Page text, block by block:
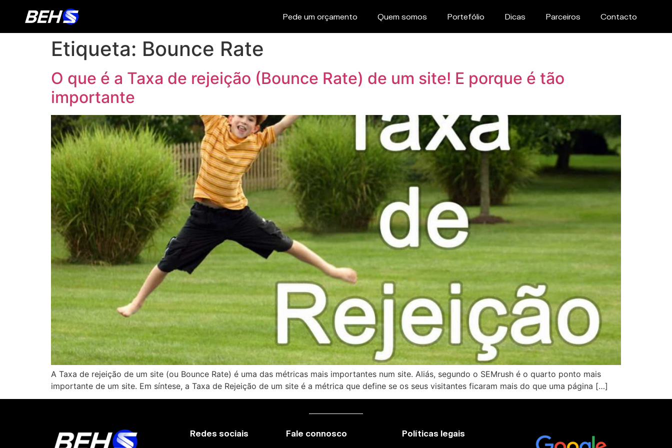
Pede um orçamento Quem somos Portefólio Dicas Parceiros Contacto
Etiqueta: Bounce Rate
O que é a Taxa de rejeição (Bounce Rate) de um site! E porque é tão
importante
A Taxa de rejeição de um site (ou Bounce Rate) é uma das métricas mais importantes num site. Aliás, segundo o SEMrush é o quarto ponto mais
importante de um site. Em síntese, a Taxa de Rejeição de um site é a métrica que define se os seus visitantes ficaram mais do que uma página […]
Redes sociais Fale connosco Políticas legais